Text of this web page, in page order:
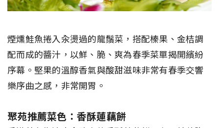
煙燻鮭魚捲入汆燙過的龍鬚菜，搭配榛果、金桔調
配而成的醬汁，以鮮、脆、爽為春季菜單揭開繽紛
序幕。堅果的溫醇香氣與酸甜滋味非常有春季交響
樂序曲之感，非常開胃。
聚苑推薦菜色：香酥蓮藕餅